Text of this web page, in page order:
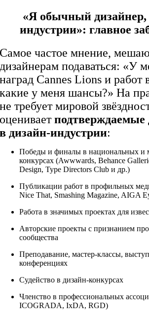
«Я обычный дизайнер,
индустрии»: главное
Самое частое мнение,
дизайнерам подаваться: «У
наград Cannes Lions и работ
какие у меня шансы?» На
не требует мировой
оцениваетподтверждаемые
в дизайн-индустрии:
Победы и финалы в национальных и
конкурсах (Awwwards, Behance
Design, Type Directors Club и др.)
Публикации работ в профильных
Nice That, Smashing Magazine, AIGA
Работа в значимых проектах для
Авторские проекты с признанием
сообщества
Преподавание, мастер-классы,
конференциях
Судейство в дизайн-конкурсах
Членство в профессиональных
ICOGRADA, IxDA, RGD)